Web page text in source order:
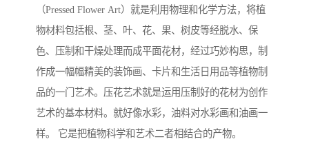
（Pressed Flower Art）就是利用物理和化学方法，将植
物材料包括根、茎、叶、花、果、树皮等经脱水、保
色、压制和干燥处理而成平面花材，经过巧妙构思，制
作成一幅幅精美的装饰画、卡片和生活日用品等植物制
品的一门艺术。压花艺术就是运用压制好的花材为创作
艺术的基本材料。就好像水彩，油料对水彩画和油画一
样。 它是把植物科学和艺术二者相结合的产物。